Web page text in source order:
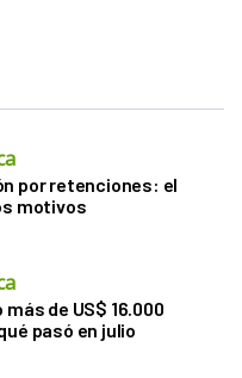
por retenciones: el
motivos
de US$ 16.000
pasó en julio